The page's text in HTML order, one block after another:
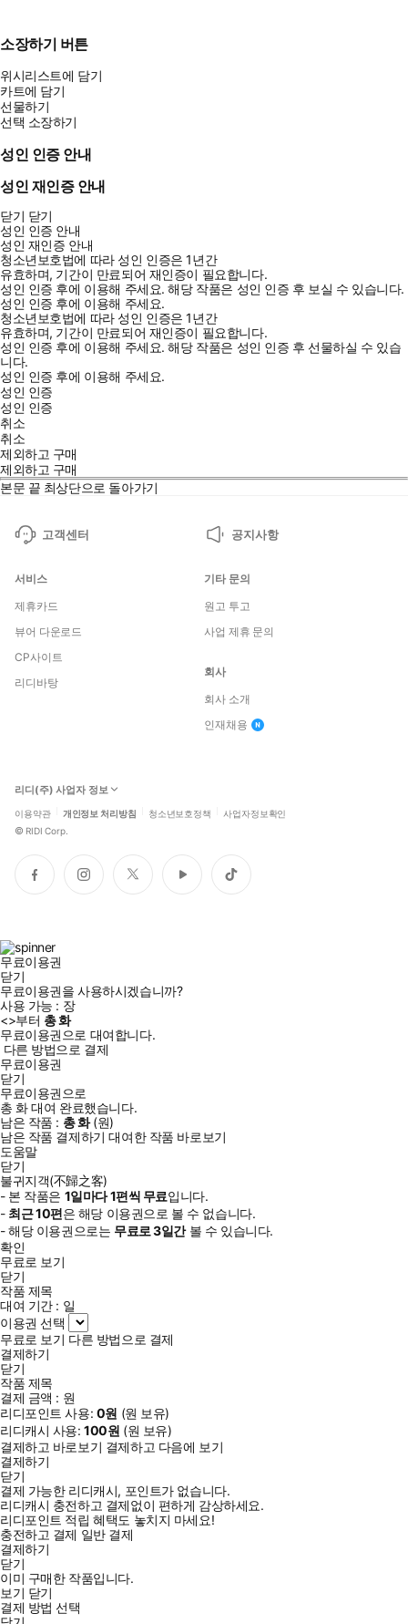
소장하기 버튼
위시리스트에 담기
카트에 담기
선물하기
선택 소장하기
성인 인증 안내
성인 재인증 안내
닫기 닫기
성인 인증 안내
성인 재인증 안내
청소년보호법에 따라 성인 인증은 1년간
유효하며, 기간이 만료되어 재인증이 필요합니다.
성인 인증 후에 이용해 주세요.해당 작품은 성인 인증 후 보실 수 있습니다.
성인 인증 후에 이용해 주세요.
청소년보호법에 따라 성인 인증은 1년간
유효하며, 기간이 만료되어 재인증이 필요합니다.
성인 인증 후에 이용해 주세요.해당 작품은 성인 인증 후 선물하실 수 있습
니다.
성인 인증 후에 이용해 주세요.
성인 인증
성인 인증
취소
취소
제외하고 구매
제외하고 구매
본문 끝 최상단으로 돌아가기
고객센터 공지사항
서비스
제휴카드
뷰어 다운로드
CP사이트
리디바탕
기타 문의
원고 투고
사업 제휴 문의
회사
회사 소개
인재채용
리디(주) 사업자 정보
이용약관 개인정보 처리방침 청소년보호정책 사업자정보확인
© RIDI Corp.
페
이
인
스
트
위
유
튜
틱
톡
무료이용권
닫기
무료이용권을 사용하시겠습니까?
사용 가능 : 장
<>부터 총화
무료이용권으로 대여합니다.
다른 방법으로 결제
무료이용권
닫기
무료이용권으로
총 화대여 완료했습니다.
남은 작품 : 총화(원)
남은 작품 결제하기 대여한 작품 바로보기
도움말
닫기
불귀지객(不歸之客)
- 본 작품은 1일마다1편씩 무료입니다.
- 최근10편은 해당 이용권으로 볼 수 없습니다.
- 해당 이용권으로는 무료로3일간볼 수 있습니다.
확인
무료로 보기
닫기
작품 제목
대여 기간 : 일
이용권 선택
무료로 보기 다른 방법으로 결제
결제하기
닫기
작품 제목
결제 금액 : 원
리디포인트 사용: 0원 (원 보유)
리디캐시 사용:100원 (원 보유)
결제하고 바로보기 결제하고 다음에 보기
결제하기
닫기
결제 가능한 리디캐시, 포인트가 없습니다.
리디캐시 충전하고 결제없이 편하게 감상하세요.
리디포인트 적립 혜택도 놓치지 마세요!
충전하고 결제 일반 결제
결제하기
닫기
이미 구매한 작품입니다.
보기 닫기
결제 방법 선택